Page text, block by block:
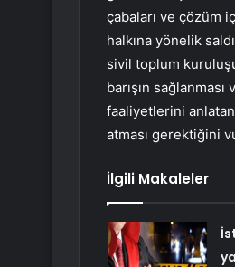
çabaları ve çözüm
halkına yönelik
sivil toplum
barışın
faaliyetlerini
atması gerektiğini
İlgili Makaleler